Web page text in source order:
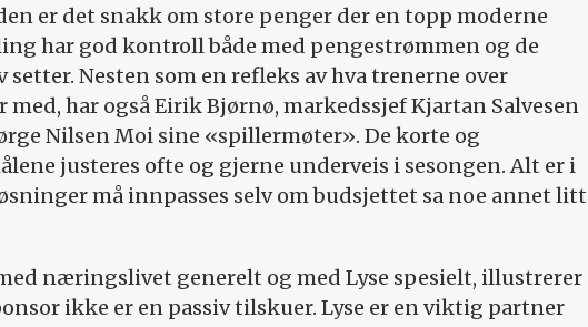
er det snakk om store penger der en topp moderne
har god kontroll både med pengestrømmen og de
setter. Nesten som en refleks av hva trenerne over
med, har også Eirik Bjørnø, markedssjef Kjartan Salvesen
Nilsen Moi sine «spillermøter». De korte og
justeres ofte og gjerne underveis i sesongen. Alt er i
må innpasses selv om budsjettet sa noe annet litt
næringslivet generelt og med Lyse spesielt, illustrerer
ikke er en passiv tilskuer. Lyse er en viktig partner